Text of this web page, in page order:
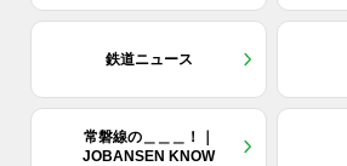
鉄道ニュース
常磐線の＿＿＿！｜
JOBANSEN KNOW